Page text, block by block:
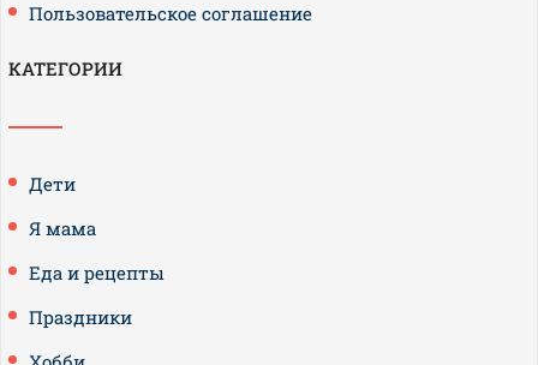
Пользовательское соглашение
КАТЕГОРИИ
Дети
Я мама
Еда и рецепты
Праздники